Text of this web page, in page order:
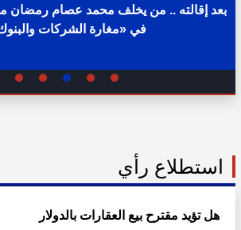
بعد إقالته .. من يخلف محمد عصام رمضان
في «مغارة الشركات
استطلاع رأي
هل تؤيد مقترح بيع العقارات بالدولار